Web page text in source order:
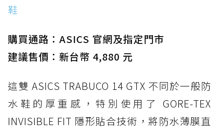
鞋
購買通路：ASICS 官網及指定門市
建議售價：新台幣 4,880 元
這雙 ASICS TRABUCO 14 GTX 不同於一般防
水鞋的厚重感，特別使用了 GORE-TEX
INVISIBLE FIT 隱形貼合技術，將防水薄膜直